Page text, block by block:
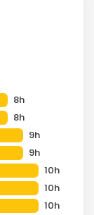
8h
8h
9h
9h
10h
10h
10h